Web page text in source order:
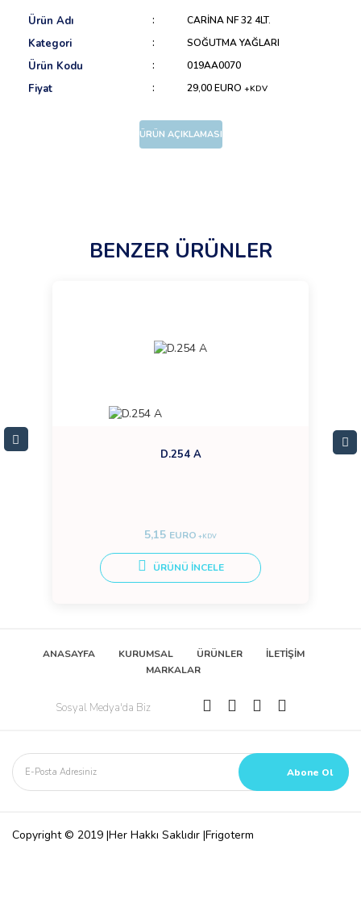
Ürün Adı CARİNA NF 32 4LT.
Kategori SOĞUTMA YAĞLARI
Ürün Kodu 019AA0070
Fiyat 29,00 EURO +KDV
ÜRÜN AÇIKLAMASI
BENZER ÜRÜNLER
D.254 A
5,15 EURO +KDV
ÜRÜNÜ İNCELE
ANASAYFA KURUMSAL ÜRÜNLER
İLETİŞİM
MARKALAR
Sosyal Medya'da Biz
Copyright © 2019 |Her Hakkı Saklıdır |Frigoterm